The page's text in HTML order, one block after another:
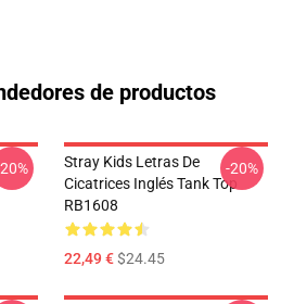
de productos
Stray Kids Letras De
Cicatrices Inglés Tank Top
RB1608
22,49 €$24.45
-20%